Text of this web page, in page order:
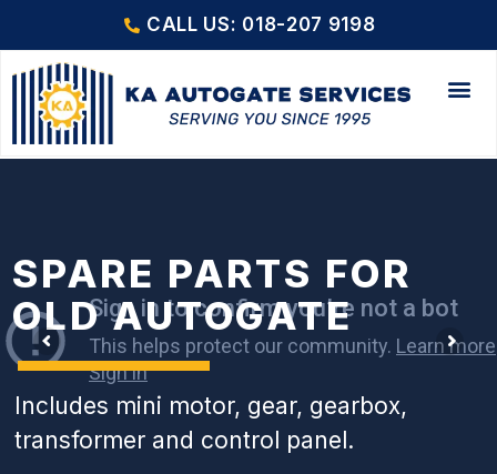
CALL US: 018-207 9198
SPARE PARTS FOR
OLD AUTOGATE
Includes mini motor, gear, gearbox,
transformer and control panel.